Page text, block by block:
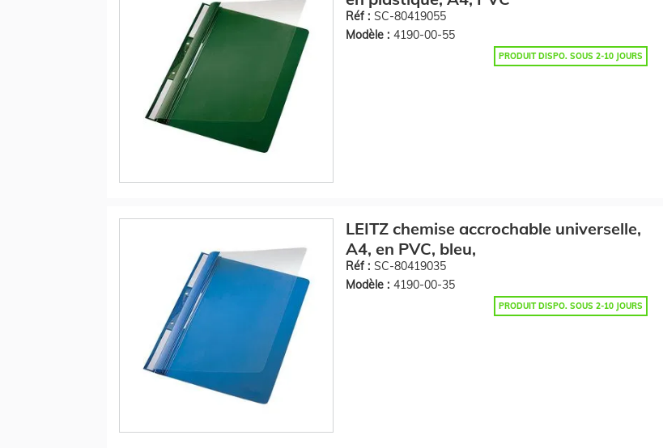
Réf : SC-80419055
Modèle : 4190-00-55
PRODUIT DISPO. SOUS 2-10 JOURS
LEITZ chemise accrochable universelle,
A4, en PVC, bleu,
Réf : SC-80419035
Modèle : 4190-00-35
PRODUIT DISPO. SOUS 2-10 JOURS